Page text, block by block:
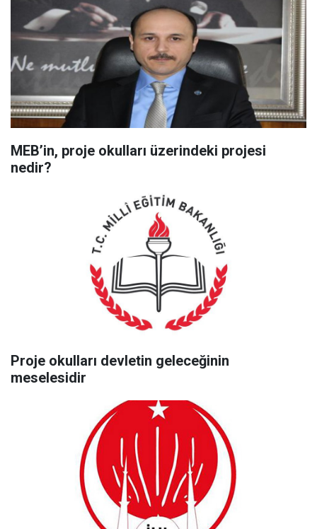
MEB’in, proje okulları üzerindeki projesi
nedir?
Proje okulları devletin geleceğinin
meselesidir